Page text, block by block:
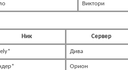
Виктори
Ник Сервер
Дива
Орион